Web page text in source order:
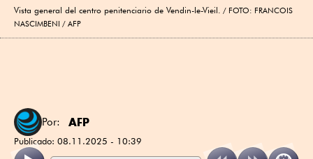
Vista general del centro penitenciario de Vendin-le-Vieil.
FOTO: FRANCOIS
NASCIMBENI / AFP
Por: AFP
Publicado: 08.11.2025 - 10:39